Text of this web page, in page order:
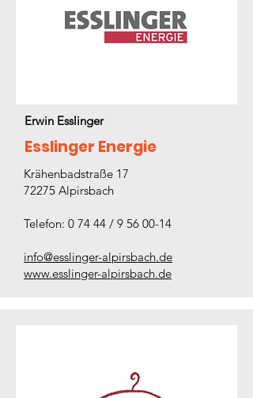
Erwin Esslinger
Esslinger Energie
Krähenbadstraße 17
72275 Alpirsbach
Telefon: 0 74 44 / 9 56 00-14
info@esslinger-alpirsbach.de
www.esslinger-alpirsbach.de